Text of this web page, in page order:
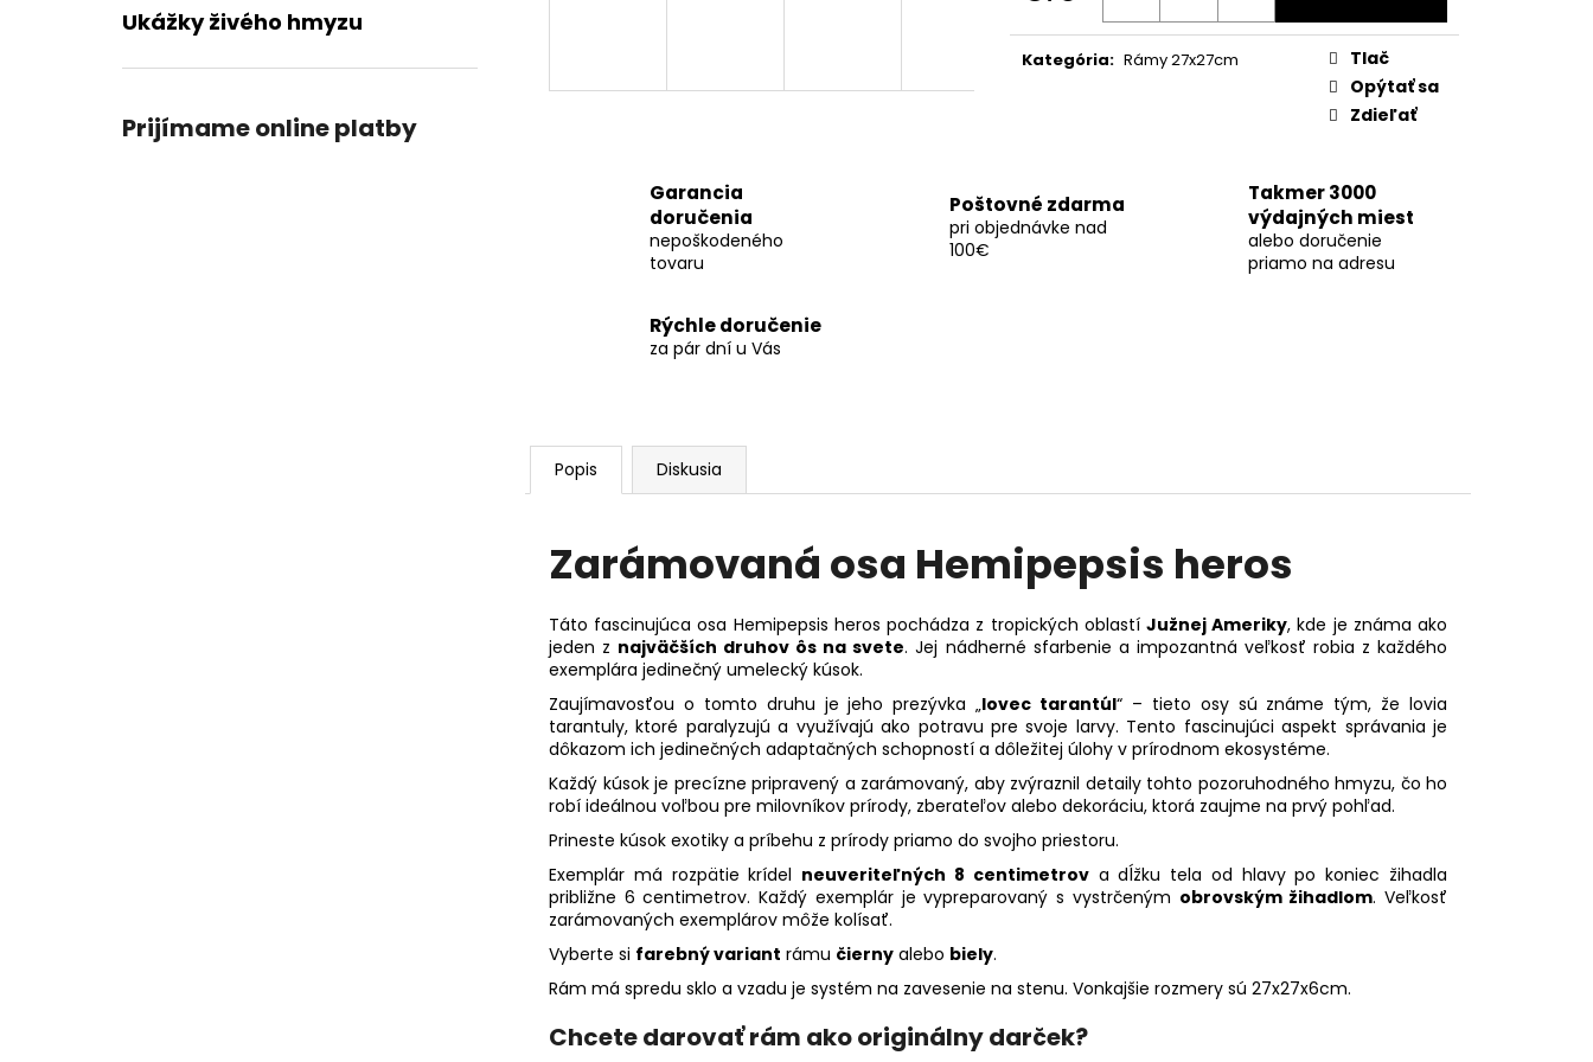
Ukážky živého hmyzu
Prijímame online platby
Jednotková
cena:
Kategória: Rámy 27x27cm
Tlač
Opýtať sa
Zdieľať
Garancia
doručenia
nepoškodeného
tovaru
Poštovné zdarma
pri objednávke nad
100€
Takmer 3000
výdajných miest
alebo doručenie
priamo na adresu
Rýchle doručenie
za pár dní u Vás
Popis Diskusia
Zarámovaná osa Hemipepsis heros
Táto fascinujúca osa Hemipepsis heros pochádza z tropických oblastí Južnej Ameriky, kde je známa ako
jeden z najväčších druhov ôs na svete. Jej nádherné sfarbenie a impozantná veľkosť robia z každého
exemplára jedinečný umelecký kúsok.
Zaujímavosťou o tomto druhu je jeho prezývka „lovec tarantúl“ – tieto osy sú známe tým, že lovia
tarantuly, ktoré paralyzujú a využívajú ako potravu pre svoje larvy. Tento fascinujúci aspekt správania je
dôkazom ich jedinečných adaptačných schopností a dôležitej úlohy v prírodnom ekosystéme.
Každý kúsok je precízne pripravený a zarámovaný, aby zvýraznil detaily tohto pozoruhodného hmyzu, čo ho
robí ideálnou voľbou pre milovníkov prírody, zberateľov alebo dekoráciu, ktorá zaujme na prvý pohľad.
Prineste kúsok exotiky a príbehu z prírody priamo do svojho priestoru.
Exemplár má rozpätie krídel neuveriteľných 8 centimetrova dĺžku tela od hlavy po koniec žihadla
približne 6 centimetrov. Každý exemplár je vypreparovaný s vystrčeným obrovským žihadlom. Veľkosť
zarámovaných exemplárov môže kolísať.
Vyberte si farebný variant rámu čierny alebo biely.
Rám má spredu sklo a vzadu je systém na zavesenie na stenu. Vonkajšie rozmery sú 27x27x6cm.
Chcete darovať rám ako originálny darček?